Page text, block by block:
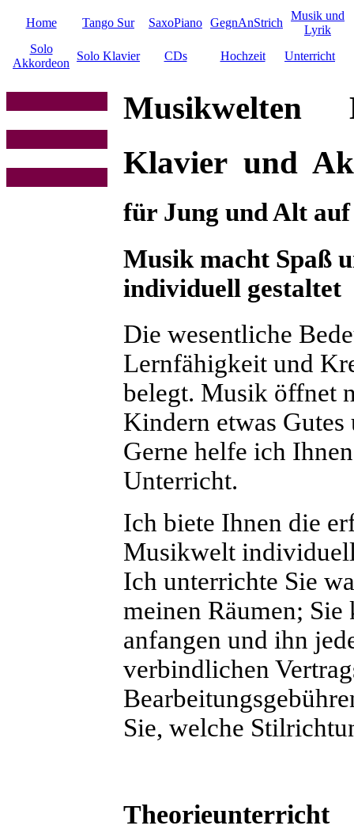
Home Tango Sur SaxoPiano GegnAnStrich
Musik und
Lyrik
Solo
Akkordeon
Solo Klavier CDs Hochzeit Unterricht
Musikwelten
Klavier und
für Jung und Alt auf
Musik macht Spaß
individuell gestaltet
Die wesentliche
Lernfähigkeit und
belegt. Musik öffnet
Kindern etwas Gutes
Gerne helfe ich
Unterricht.
Ich biete Ihnen die
Musikwelt
Ich unterrichte Sie
meinen Räumen;
anfangen und ihn
verbindlichen
Sie, welche
Theorieunterricht